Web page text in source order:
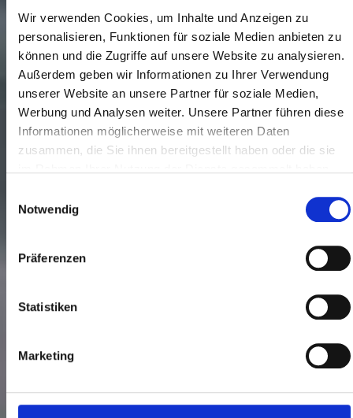
Wir verwenden Cookies, um Inhalte und Anzeigen zu
personalisieren, Funktionen für soziale Medien anbieten zu
können und die Zugriffe auf unsere Website zu analysieren.
Außerdem geben wir Informationen zu Ihrer Verwendung
unserer Website an unsere Partner für soziale Medien,
Werbung und Analysen weiter. Unsere Partner führen diese
Informationen möglicherweise mit weiteren Daten
zusammen, die Sie ihnen bereitgestellt haben oder die sie
Notwendig
Präferenzen
Statistiken
Marketing